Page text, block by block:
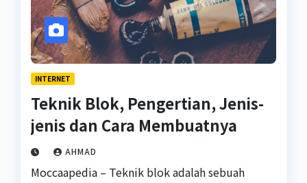
INTERNET
Teknik Blok, Pengertian, Jenis-
jenis dan Cara Membuatnya
AHMAD
Moccaapedia – Teknik blok adalah sebuah